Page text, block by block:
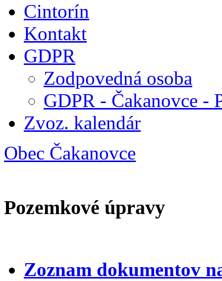
Cintorín
Kontakt
GDPR
Zodpovedná osoba
GDPR - Čakanovce -
Zvoz. kalendár
Obec Čakanovce
Pozemkové úpravy
Zoznam dokumentov